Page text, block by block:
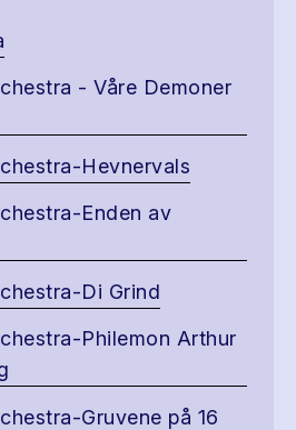
- Våre Demoner
Hevnervals
Enden av
Di Grind
Philemon Arthur
Gruvene på 16